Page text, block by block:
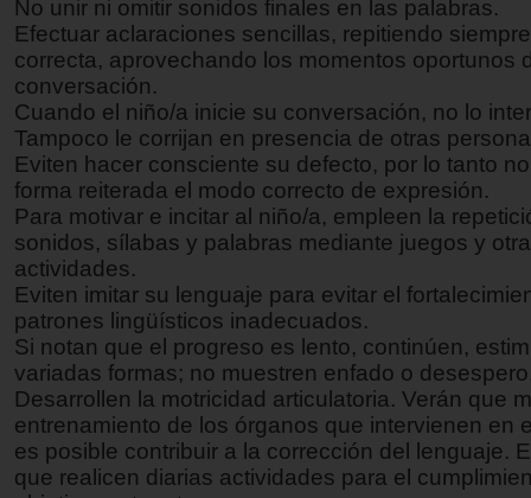
No unir ni omitir sonidos finales en las palabras.
Efectuar aclaraciones sencillas, repitiendo
correcta, aprovechando los momentos oportunos
conversación.
Cuando el niño/a inicie su conversación, no lo
Tampoco le corrijan en presencia de otras
Eviten hacer consciente su defecto, por lo tanto
forma reiterada el modo correcto de expresión.
Para motivar e incitar al niño/a, empleen la
sonidos, sílabas y palabras mediante juegos y
actividades.
Eviten imitar su lenguaje para evitar el
patrones lingüísticos inadecuados.
Si notan que el progreso es lento, continúen,
variadas formas; no muestren enfado o
Desarrollen la motricidad articulatoria. Verán que
entrenamiento de los órganos que intervienen en
es posible contribuir a la corrección del lenguaje.
que realicen diarias actividades para el